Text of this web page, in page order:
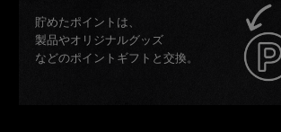
貯めたポイントは、
製品やオリジナルグッズ
などのポイントギフトと交換。